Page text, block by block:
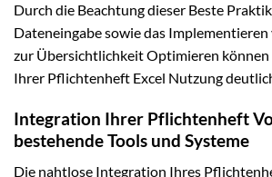
Durch die Beachtung dieser Beste
Dateneingabe sowie das
zur Übersichtlichkeit Optimieren
Ihrer Pflichtenheft Excel Nutzung
Integration Ihrer Pflichtenheft
bestehende Tools und Systeme
Die nahtlose Integration Ihres